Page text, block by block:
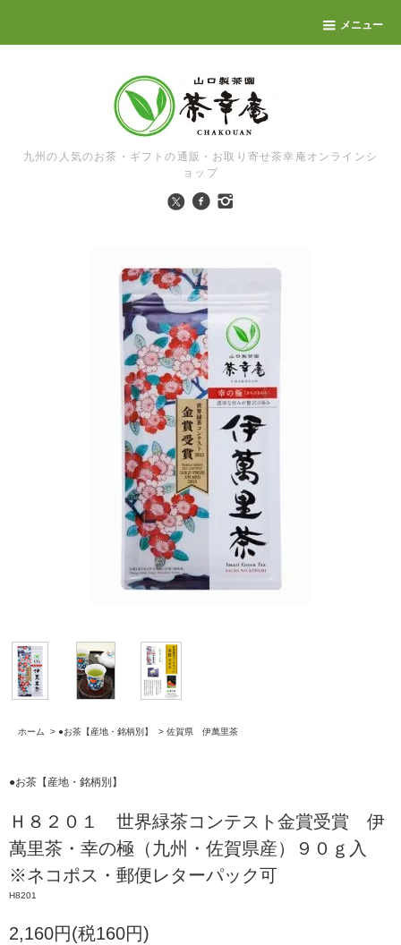
メニュー
九州の人気のお茶・ギフトの通販・お取り寄せ茶幸庵オンラインシ
ョップ
ホーム > ●お茶【産地・銘柄別】 > 佐賀県 伊萬里茶
●お茶【産地・銘柄別】
Ｈ８２０１ 世界緑茶コンテスト金賞受賞 伊
萬里茶・幸の極（九州・佐賀県産）９０ｇ入
※ネコポス・郵便レターパック可
H8201
2,160円(税160円)